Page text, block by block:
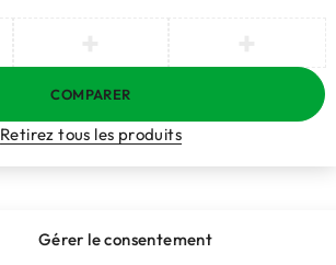
Gérer le consentement
COMPARER
Retirez tous les produits